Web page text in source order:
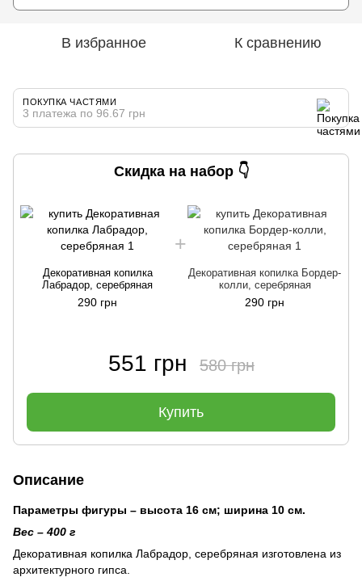
В избранное К сравнению
ПОКУПКА ЧАСТЯМИ
3 платежа по 96.67 грн
Скидка на набор 👇
Декоративная копилка
Лабрадор, серебряная
290 грн
Декоративная копилка Бордер-
колли, серебряная
290 грн
551 грн 580 грн
Купить
Описание
Параметры фигуры – высота 16 см; ширина 10 см.
Вес – 400 г
Декоративная копилка Лабрадор, серебряная изготовлена ​​из
архитектурного гипса.